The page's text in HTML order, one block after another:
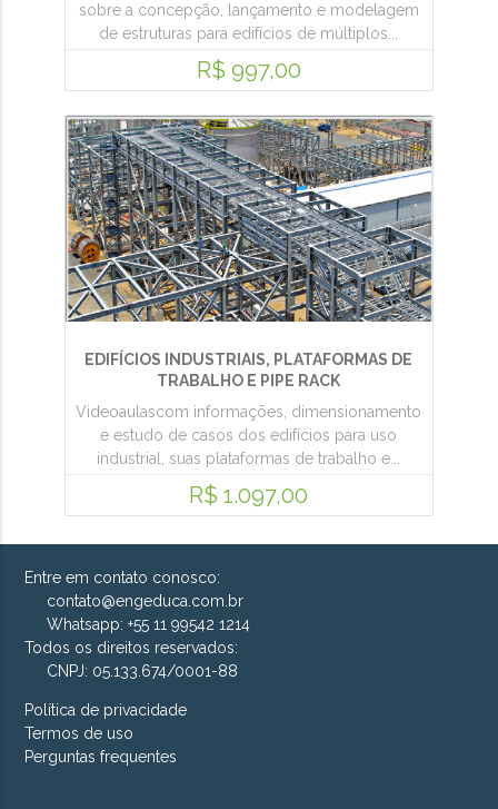
sobre a concepção, lançamento e modelagem
de estruturas para edifícios de múltiplos...
R$ 997,00
EDIFÍCIOS INDUSTRIAIS, PLATAFORMAS DE
TRABALHO E PIPE RACK
Videoaulascom informações, dimensionamento
e estudo de casos dos edifícios para uso
industrial, suas plataformas de trabalho e...
R$ 1.097,00
Entre em contato conosco:
contato@engeduca.com.br
Whatsapp: +55 11 99542 1214
Todos os direitos reservados:
CNPJ: 05.133.674/0001-88
Política de privacidade
Termos de uso
Perguntas frequentes